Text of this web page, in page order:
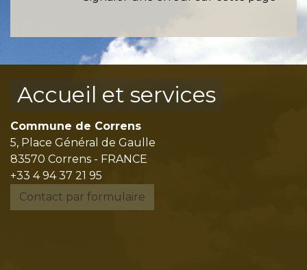
Accueil et services
Commune de Correns
5, Place Général de Gaulle
83570 Correns - FRANCE
+33 4 94 37 21 95
Contact par formulaire